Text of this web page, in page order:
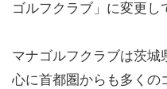
ゴルフクラブ」に変更し
マナゴルフクラブは茨城
心に首都圏からも多くの